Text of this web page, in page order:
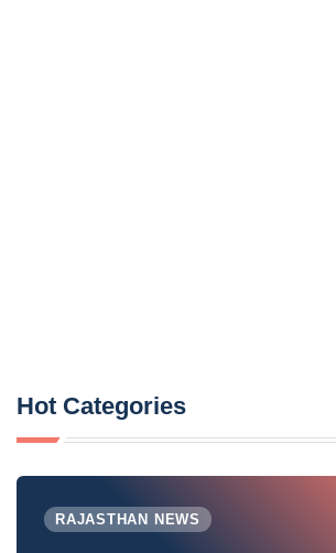
Hot Categories
RAJASTHAN NEWS